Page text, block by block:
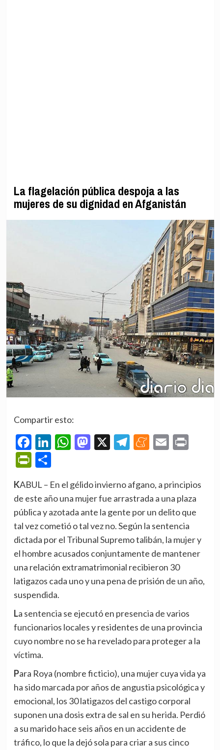
La flagelación pública despoja a las
mujeres de su dignidad en Afganistán
Compartir esto:
Facebook
LinkedIn
WhatsApp
Mastodon
X Telegram
Meneame
Email
PrintFriendly
Compartir
KABUL – En el gélido invierno afgano, a principios
de este año una mujer fue arrastrada a una plaza
pública y azotada ante la gente por un delito que
tal vez cometió o tal vez no. Según la sentencia
dictada por el Tribunal Supremo talibán, la mujer y
el hombre acusados conjuntamente de mantener
una relación extramatrimonial recibieron 30
latigazos cada uno y una pena de prisión de un año,
suspendida.
La sentencia se ejecutó en presencia de varios
funcionarios locales y residentes de una provincia
cuyo nombre no se ha revelado para proteger a la
víctima.
Para Roya (nombre ficticio), una mujer cuya vida ya
ha sido marcada por años de angustia psicológica y
emocional, los 30 latigazos del castigo corporal
suponen una dosis extra de sal en su herida. Perdió
a su marido hace seis años en un accidente de
tráfico, lo que la dejó sola para criar a sus cinco